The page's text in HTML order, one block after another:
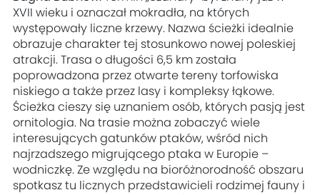
XVII wieku i oznaczał mokradła, na których
występowały liczne krzewy. Nazwa ścieżki idealnie
obrazuje charakter tej stosunkowo nowej poleskiej
atrakcji. Trasa o długości 6,5 km została
poprowadzona przez otwarte tereny torfowiska
niskiego a także przez lasy i kompleksy łąkowe.
Ścieżka cieszy się uznaniem osób, których pasją jest
ornitologia. Na trasie można zobaczyć wiele
interesujących gatunków ptaków, wśród nich
najrzadszego migrującego ptaka w Europie –
wodniczkę. Ze względu na bioróżnorodność obszaru
spotkasz tu licznych przedstawicieli rodzimej fauny i